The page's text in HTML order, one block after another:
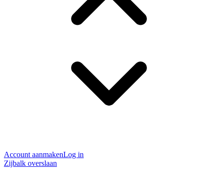
Account aanmakenLog in
Zijbalk overslaan